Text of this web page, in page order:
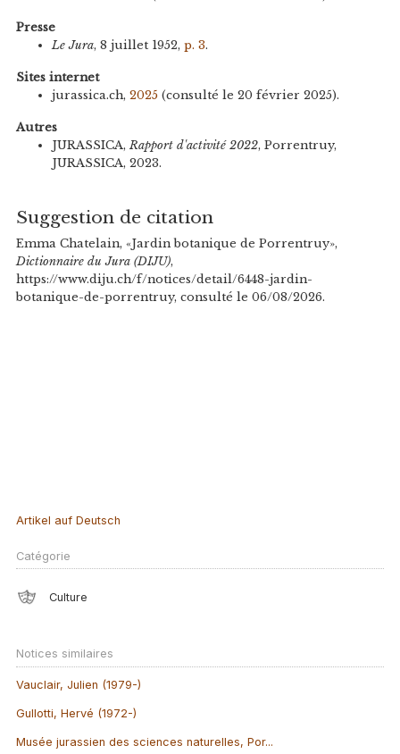
Presse
Le Jura, 8 juillet 1952, p. 3.
Sites internet
jurassica.ch, 2025(consulté le 20 février 2025).
Autres
JURASSICA, Rapport d'activité 2022, Porrentruy,
JURASSICA, 2023.
Suggestion de citation
Emma Chatelain, «Jardin botanique de Porrentruy»,
Dictionnaire du Jura (DIJU),
https://www.diju.ch/f/notices/detail/6448-jardin-
botanique-de-porrentruy, consulté le 06/08/2026.
Artikel auf Deutsch
Catégorie
Culture
Notices similaires
Vauclair, Julien (1979-)
Gullotti, Hervé (1972-)
Musée jurassien des sciences naturelles, Por...